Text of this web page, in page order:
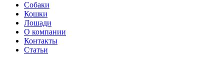
Собаки
Кошки
Лошади
О компании
Контакты
Статьи